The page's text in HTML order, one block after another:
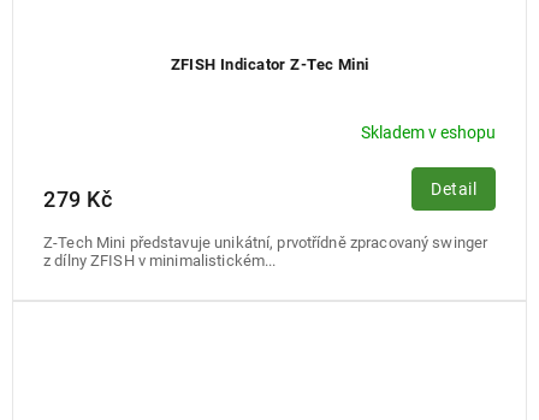
ZFISH Indicator Z-Tec Mini
Skladem v eshopu
279 Kč Detail
Z-Tech Mini představuje unikátní, prvotřídně zpracovaný swinger
z dílny ZFISH v minimalistickém...